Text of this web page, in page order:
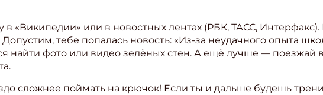
в «Википедии» или в новостных лентах (РБК, ТАСС,
тебе попалась новость: «Из-за неудачного опыта
найти фото или видео зелёных стен. А ещё лучше — поезжай
сложнее поймать на крючок! Если ты и дальше будешь